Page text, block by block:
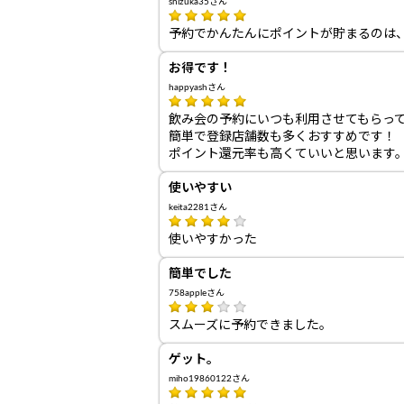
shizuka35さん
予約でかんたんにポイントが貯まるのは
お得です！
happyashさん
飲み会の予約にいつも利用させてもらって
簡単で登録店舗数も多くおすすめです！
ポイント還元率も高くていいと思います。
使いやすい
keita2281さん
使いやすかった
簡単でした
758appleさん
スムーズに予約できました。
ゲット。
miho19860122さん